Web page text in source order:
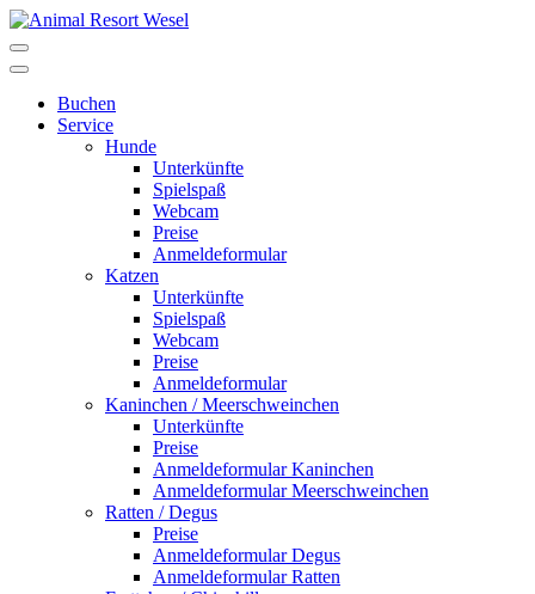
Buchen
Service
Hunde
Unterkünfte
Spielspaß
Webcam
Preise
Anmeldeformular
Katzen
Unterkünfte
Spielspaß
Webcam
Preise
Anmeldeformular
Kaninchen / Meerschweinchen
Unterkünfte
Preise
Anmeldeformular Kaninchen
Anmeldeformular Meerschweinchen
Ratten / Degus
Preise
Anmeldeformular Degus
Anmeldeformular Ratten